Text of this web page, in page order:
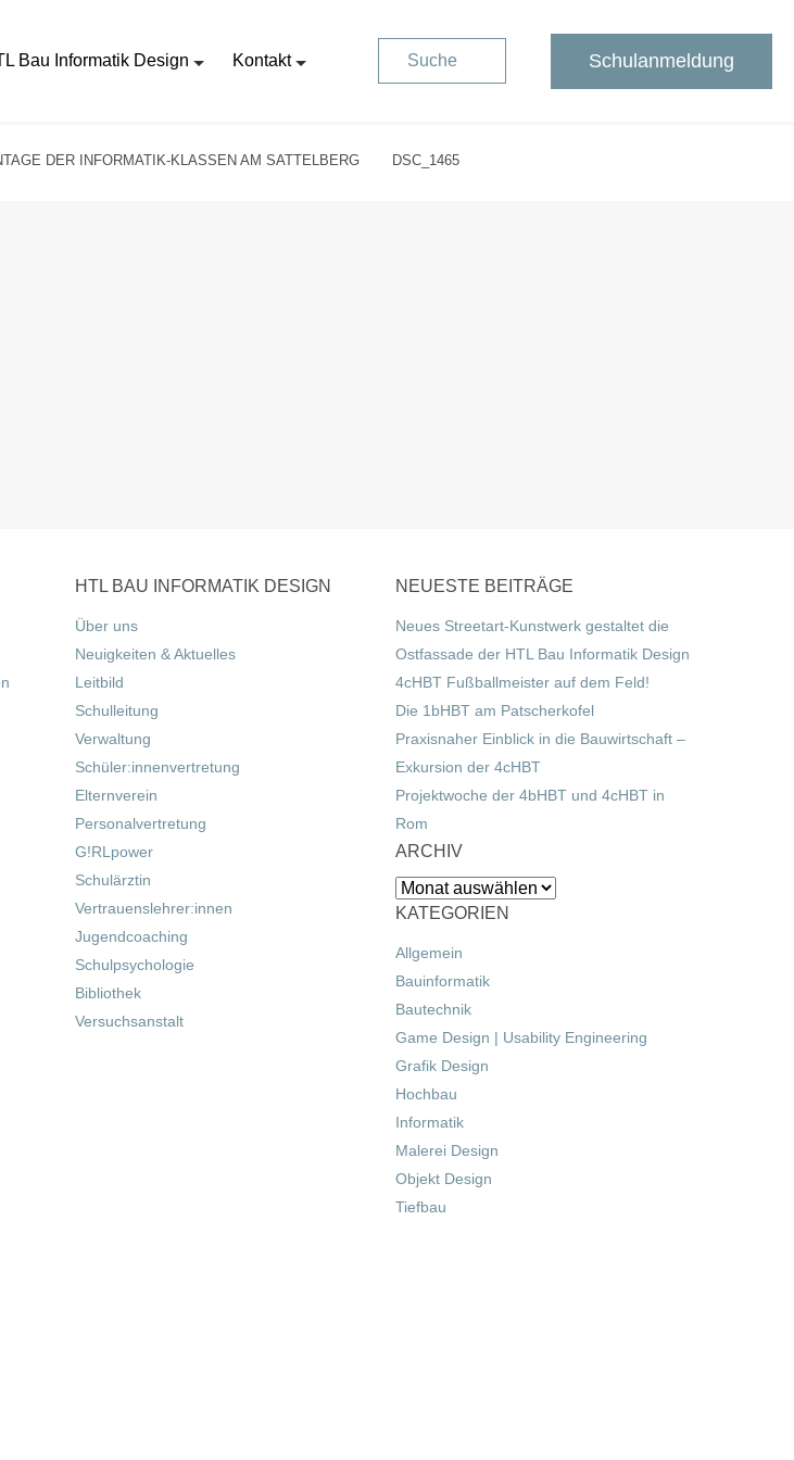
Bau Informatik Design Kontakt Suche Schulanmeldung
DER INFORMATIK-KLASSEN AM SATTELBERG DSC_1465
HTL BAU INFORMATIK DESIGN
Über uns
Neuigkeiten & Aktuelles
Leitbild
Schulleitung
Verwaltung
Schüler:innenvertretung
Elternverein
Personalvertretung
G!RLpower
Schulärztin
Vertrauenslehrer:innen
Jugendcoaching
Schulpsychologie
Bibliothek
Versuchsanstalt
NEUESTE BEITRÄGE
Neues Streetart-Kunstwerk gestaltet die
Ostfassade der HTL Bau Informatik Design
4cHBT Fußballmeister auf dem Feld!
Die 1bHBT am Patscherkofel
Praxisnaher Einblick in die Bauwirtschaft –
Exkursion der 4cHBT
Projektwoche der 4bHBT und 4cHBT in
Rom
ARCHIV
Archiv
KATEGORIEN
Allgemein
Bauinformatik
Bautechnik
Game Design | Usability Engineering
Grafik Design
Hochbau
Informatik
Malerei Design
Objekt Design
Tiefbau